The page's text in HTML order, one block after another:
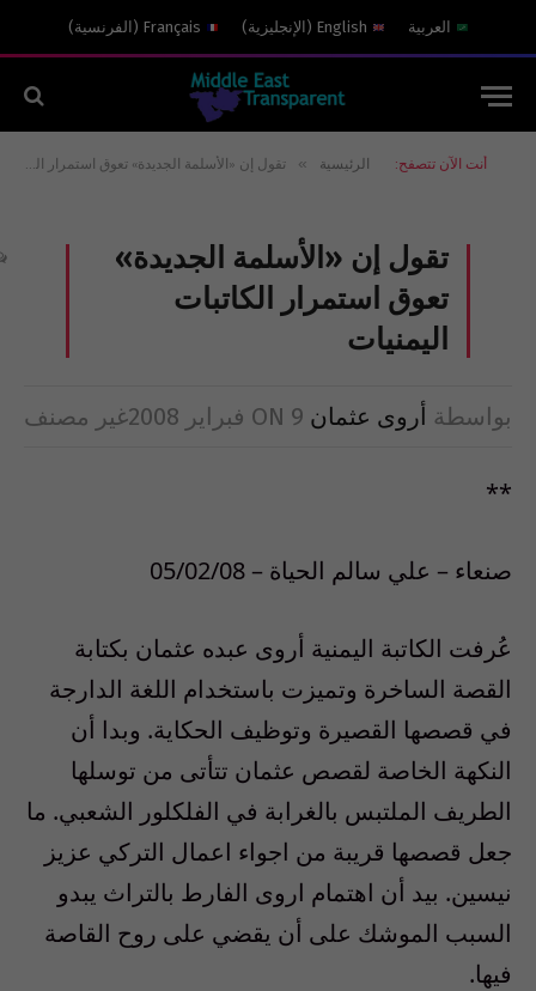
العربية English
( الإنجليزية)
Français
( الفرنسية)
أنت الآن تتصفح: الرئيسية » تقول إن «الأسلمة الجديدة» تعوق استمرار الكاتبات اليمنيات
تقول إن «الأسلمة الجديدة»
تعوق استمرار الكاتبات
اليمنيات
بواسطة أروى عثمان ON 9 فبراير 2008 غير مصنف
**
صنعاء – علي سالم الحياة – 05/02/08
عُرفت الكاتبة اليمنية أروى عبده عثمان بكتابة
القصة الساخرة وتميزت باستخدام اللغة الدارجة
في قصصها القصيرة وتوظيف الحكاية. وبدا أن
النكهة الخاصة لقصص عثمان تتأتى من توسلها
الطريف الملتبس بالغرابة في الفلكلور الشعبي. ما
جعل قصصها قريبة من اجواء اعمال التركي عزيز
نيسين. بيد أن اهتمام اروى الفارط بالتراث يبدو
السبب الموشك على أن يقضي على روح القاصة
فيها.